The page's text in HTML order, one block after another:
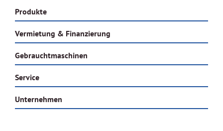
Produkte
Vermietung & Finanzierung
Gebrauchtmaschinen
Service
Unternehmen